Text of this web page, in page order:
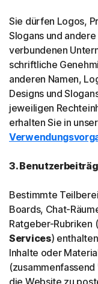
Sie dürfen Logos,
Slogans und
verbundenen
schriftliche
anderen Namen,
Designs und
jeweiligen
erhalten Sie in
3.
Bestimmte
Boards, Chat-
Ratgeber-Rubriken
Services)
Inhalte oder
(zusammenfassend
die Website zu